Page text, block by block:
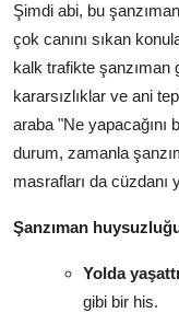
Multimedya &
Şimdi abi, bu
çok canını sıkan
kalk trafikte şanzıman
kararsızlıklar ve ani
araba "Ne yapacağını
durum, zamanla
masrafları da cüzdanı
Şanzıman
Yolda
gibi bir his.